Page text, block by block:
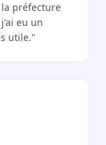
la préfecture
eu un
utile."